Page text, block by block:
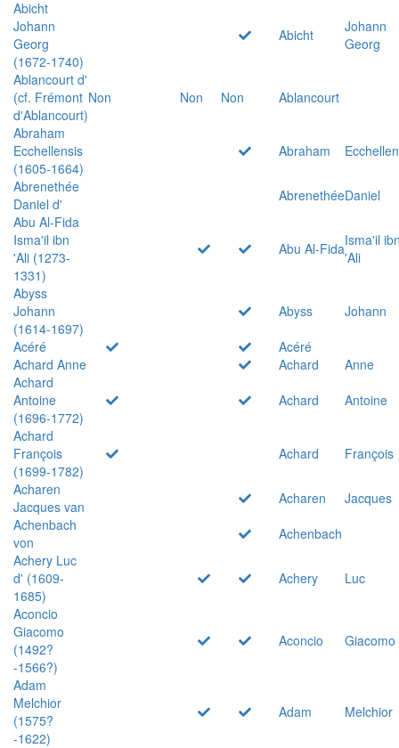
Abicht
Johann
Georg
(1672-1740)
Abicht
Johann
Georg
Ablancourt d'
(cf. Frémont
d'Ablancourt)
Non Non Non
Ablancourt
Abraham
Ecchellensis
(1605-1664)
Abraham
Abrenethée
Daniel d'
AbrenethéeDaniel
Abu Al-Fida
Isma'il ibn
'Ali (1273-
1331)
Abu Al-FidaIsma'il
'Ali
Abyss
Johann
(1614-1697)
Abyss
Johann
Acéré
Acéré
Achard Anne
Achard
Anne
Achard
Antoine
(1696-1772)
Achard
Antoine
Achard
François
(1699-1782)
Achard
François
Acharen
Jacques van
Acharen
Jacques
Achenbach
von
Achenbach
Achery Luc
d' (1609-
1685)
Achery
Luc
Aconcio
Giacomo
(1492?
-1566?)
Aconcio Giacomo
Adam
Melchior
(1575?
-1622)
Adam Melchior